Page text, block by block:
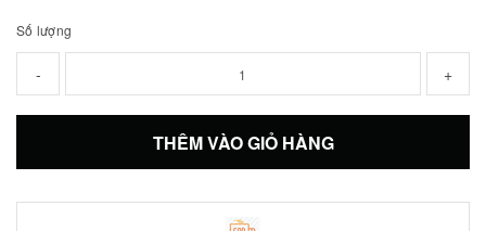
Số lượng
- +
THÊM VÀO GIỎ HÀNG